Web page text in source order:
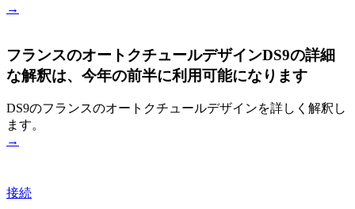
→
フランスのオートクチュールデザインDS9の詳細
な解釈は、今年の前半に利用可能になります
DS9のフランスのオートクチュールデザインを詳しく解釈し
ます。
→
接続